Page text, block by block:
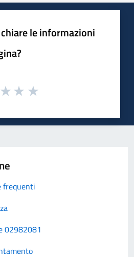
le informazioni
frequenti
02982081